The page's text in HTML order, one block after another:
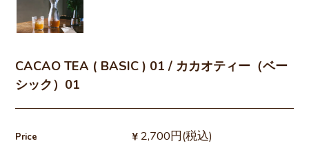
CACAO TEA ( BASIC ) 01 / カカオティー（ベー
シック）01
Price 2,700円(税込)